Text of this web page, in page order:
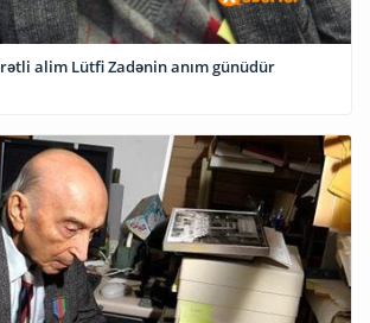
alim Lütfi Zadənin anım günüdür